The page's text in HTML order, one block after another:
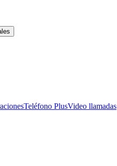
Teléfono PlusVideo llamadas